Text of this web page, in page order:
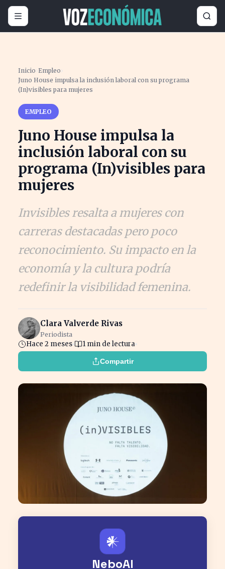
Inicio ›Empleo ›
Juno House impulsa la inclusión laboral con su programa
(In)visibles para mujeres
EMPLEO
Juno House impulsa la
inclusión laboral con su
programa (In)visibles para
mujeres
Invisibles resalta a mujeres con
carreras destacadas pero poco
reconocimiento. Su impacto en la
economía y la cultura podría
redefinir la visibilidad femenina.
Clara Valverde Rivas
Periodista
Hace 2 meses 1 min de lectura
Compartir
𒀭
NeboAI